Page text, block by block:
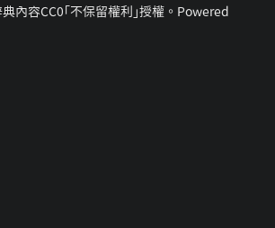
內容CC0｢不保留權利｣授權。Powered